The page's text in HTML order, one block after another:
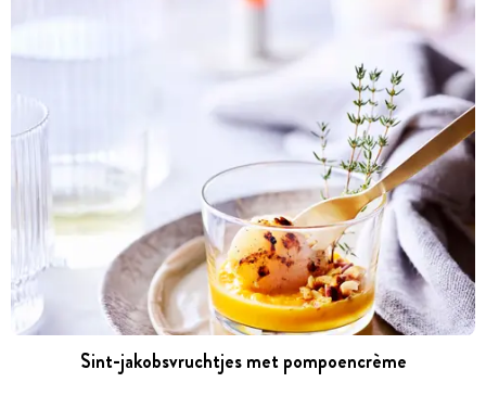
Sint-jakobsvruchtjes met pompoencrème